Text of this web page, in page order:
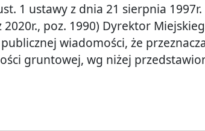
1 ustawy z dnia 21 sierpnia
poz. 1990) Dyrektor
wiadomości, że
gruntowej, wg niżej